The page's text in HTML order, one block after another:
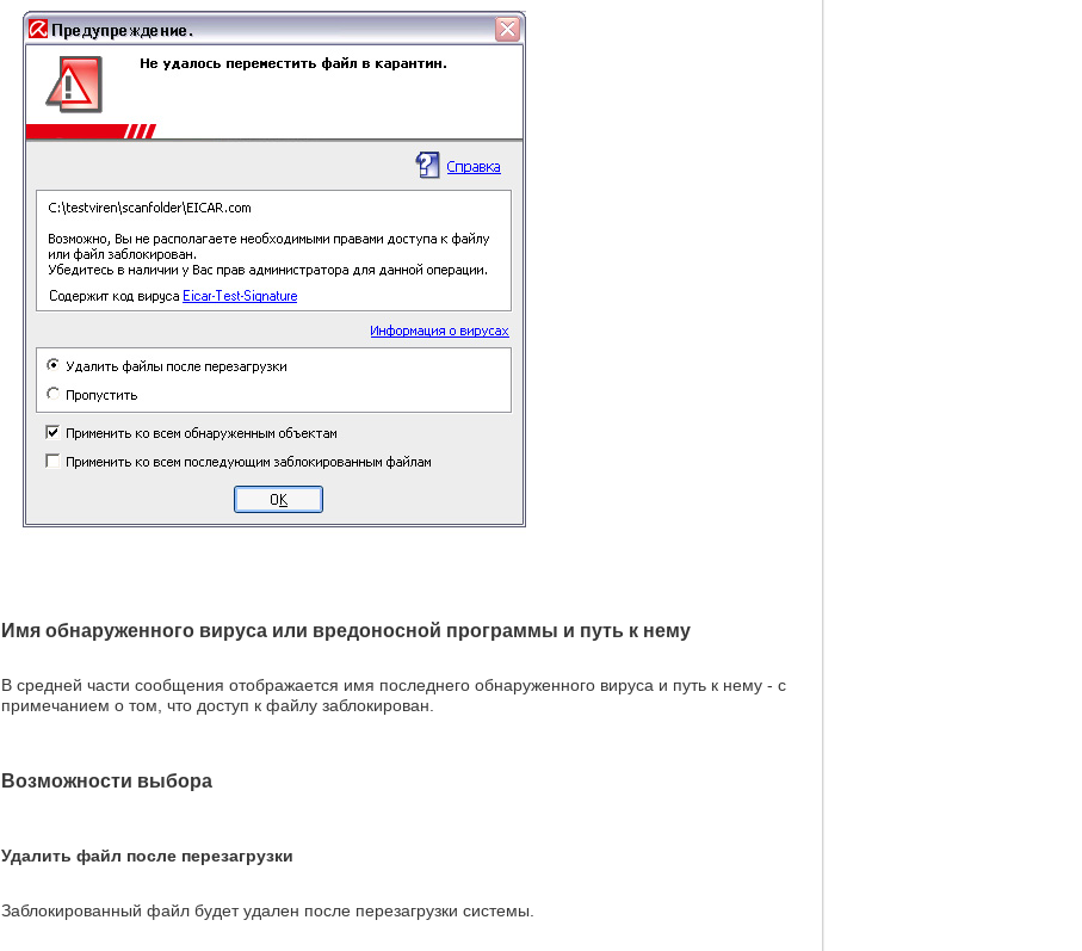
Имя обнаруженного вируса или вредоносной программы и путь к нему
В средней части сообщения отображается имя последнего обнаруженного вируса и путь к нему - с
примечанием о том, что доступ к файлу заблокирован.
Возможности выбора
Удалить файл после перезагрузки
Заблокированный файл будет удален после перезагрузки системы.